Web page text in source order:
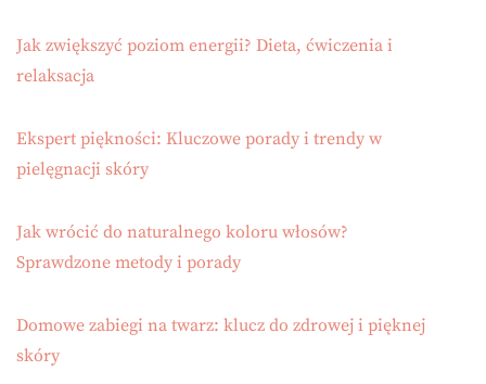
Jak zwiększyć poziom energii? Dieta, ćwiczenia i
relaksacja
Ekspert piękności: Kluczowe porady i trendy w
pielęgnacji skóry
Jak wrócić do naturalnego koloru włosów?
Sprawdzone metody i porady
Domowe zabiegi na twarz: klucz do zdrowej i pięknej
skóry